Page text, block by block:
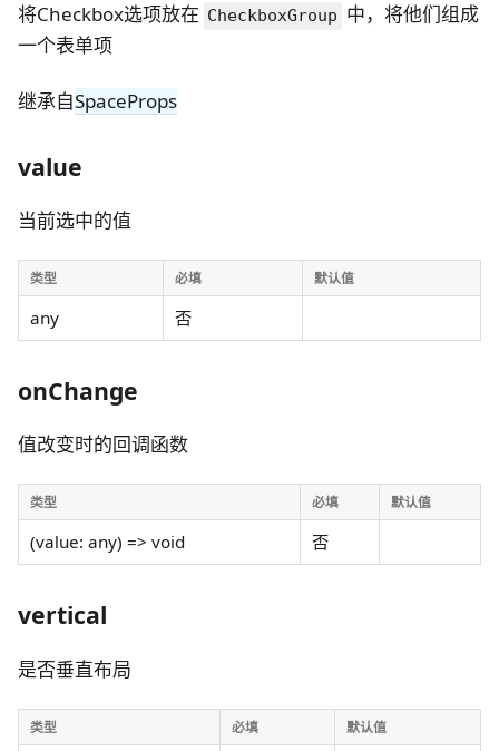
将Checkbox选项放在 CheckboxGroup 中，将他们组成
一个表单项
继承自SpaceProps
value
当前选中的值
类型 必填 默认值
any 否
onChange
值改变时的回调函数
类型 必填 默认值
(value: any) => void 否
vertical
是否垂直布局
类型 必填 默认值